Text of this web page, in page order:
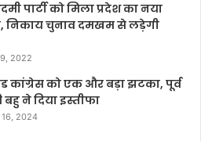
पार्टी को मिला प्रदेश का नया
निकाय चुनाव दमखम से लड़ेगी
2022
कांग्रेस को एक और बड़ा झटका, पूर्व
बहु ने दिया इस्तीफा
2024